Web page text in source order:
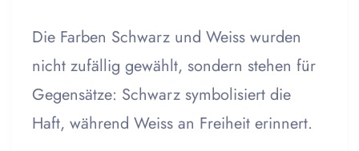
Die Farben Schwarz und Weiss wurden
nicht zufällig gewählt, sondern stehen für
Gegensätze: Schwarz symbolisiert die
Haft, während Weiss an Freiheit erinnert.